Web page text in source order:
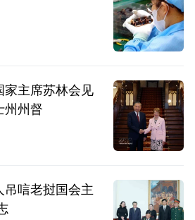
家主席苏林会见
州州督
唁老挝国会主